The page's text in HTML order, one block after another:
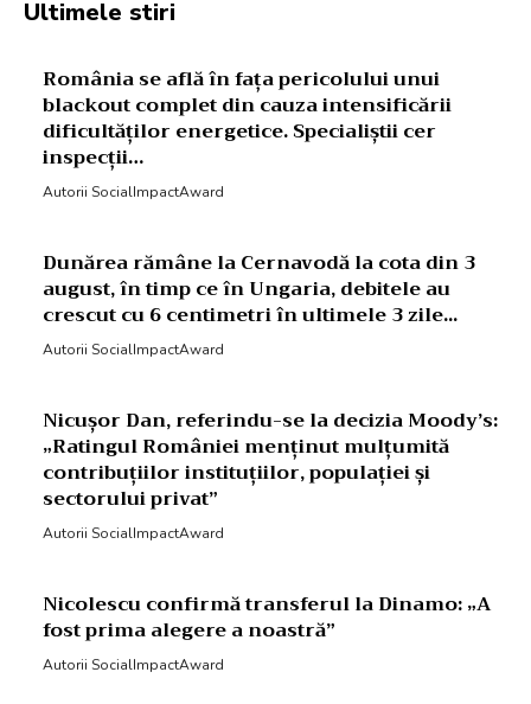
Ultimele stiri
România se află în fața pericolului unui
blackout complet din cauza intensificării
dificultăților energetice. Specialiștii cer
inspecții…
Autorii SocialImpactAward
Dunărea rămâne la Cernavodă la cota din 3
august, în timp ce în Ungaria, debitele au
crescut cu 6 centimetri în ultimele 3 zile...
Autorii SocialImpactAward
Nicușor Dan, referindu-se la decizia Moody’s:
„Ratingul României menținut mulțumită
contribuțiilor instituțiilor, populației și
sectorului privat”
Autorii SocialImpactAward
Nicolescu confirmă transferul la Dinamo: „A
fost prima alegere a noastră”
Autorii SocialImpactAward